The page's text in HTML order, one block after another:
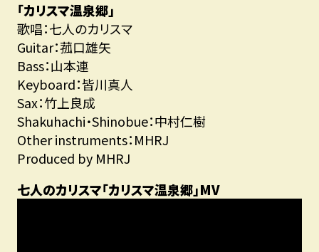
「カリスマ温泉郷」
歌唱：七人のカリスマ
Guitar：菰口雄矢
Bass：山本連
Keyboard：皆川真人
Sax：竹上良成
Shakuhachi・Shinobue：中村仁樹
Other instruments：MHRJ
Produced by MHRJ
七人のカリスマ「カリスマ温泉郷」MV